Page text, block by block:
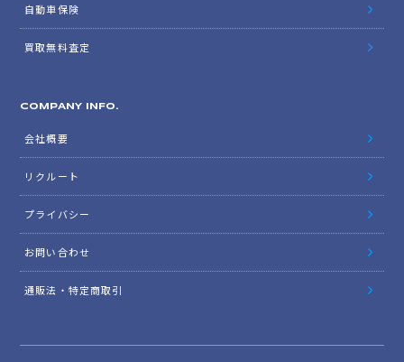
自動車保険
買取無料査定
COMPANY INFO.
会社概要
リクルート
プライバシー
お問い合わせ
通販法・特定商取引